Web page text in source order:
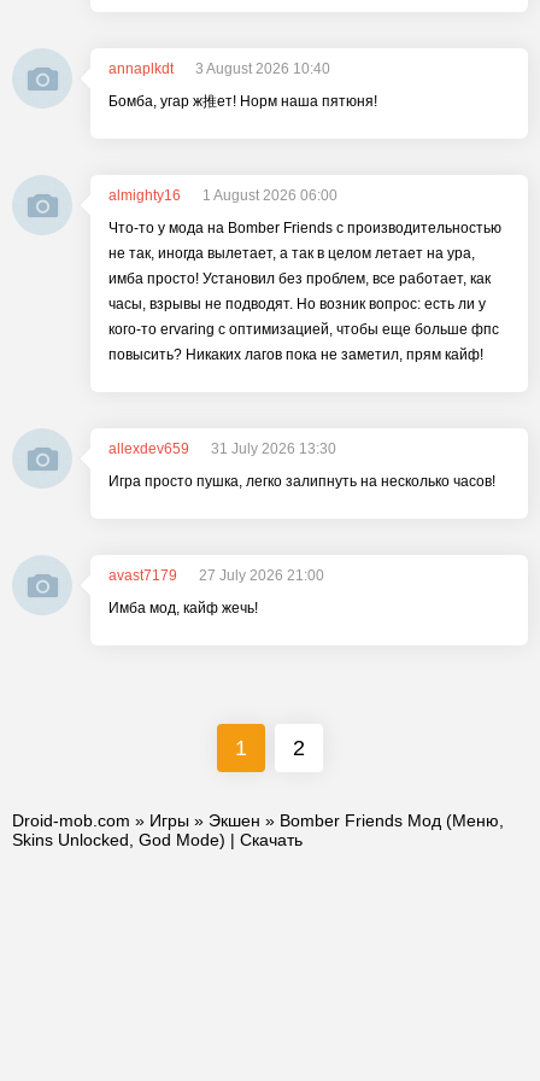
annaplkdt
3 August 2026 10:40
Бомба, угар ж推ет! Норм наша пятюня!
almighty16
1 August 2026 06:00
Что-то у мода на Bomber Friends с производительностью
не так, иногда вылетает, а так в целом летает на ура,
имба просто! Установил без проблем, все работает, как
часы, взрывы не подводят. Но возник вопрос: есть ли у
кого-то ervaring с оптимизацией, чтобы еще больше фпс
повысить? Никаких лагов пока не заметил, прям кайф!
allexdev659
31 July 2026 13:30
Игра просто пушка, легко залипнуть на несколько часов!
avast7179
27 July 2026 21:00
Имба мод, кайф жечь!
1 2
Droid-mob.com » Игры » Экшен » Bomber Friends Мод (Меню,
Skins Unlocked, God Mode) | Скачать